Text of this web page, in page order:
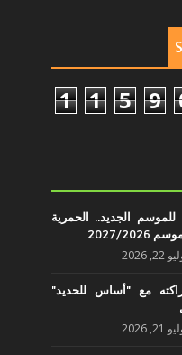
1 1 5 9
الجديد.. الحمرية
2026
22, 2026
مع "أساس للحديد"
21, 2026